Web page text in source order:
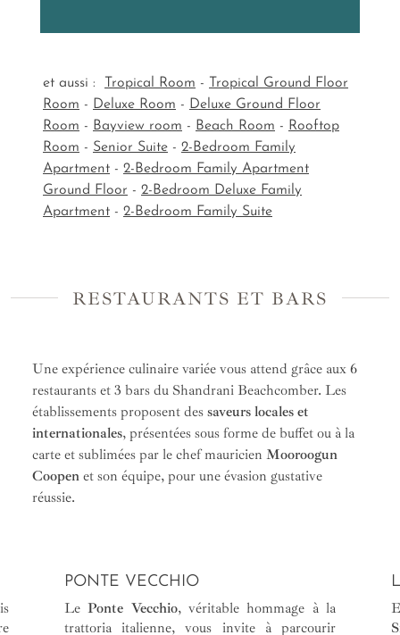
Surface :
Surface :
et aussi : Tropical Room -
Tropical Ground Floor
Room - Deluxe Room - Deluxe Ground Floor
Room - Bayview room - Beach Room - Rooftop
Room - Senior Suite - 2-Bedroom Family
Apartment - 2-Bedroom Family Apartment
Ground Floor - 2-Bedroom Deluxe Family
Apartment - 2-Bedroom Family Suite
RESTAURANTS ET BARS
Une expérience culinaire variée vous attend grâce aux 6
restaurants et 3 bars du Shandrani Beachcomber. Les
établissements proposent des saveurs locales et
internationales, présentées sous forme de buffet ou à la
carte et sublimées par le chef mauricien Mooroogun
Coopen et son équipe, pour une évasion gustative
réussie.
PONTE VECCHIO
Le Ponte Vecchio, véritable hommage à la
trattoria italienne, vous invite à parcourir